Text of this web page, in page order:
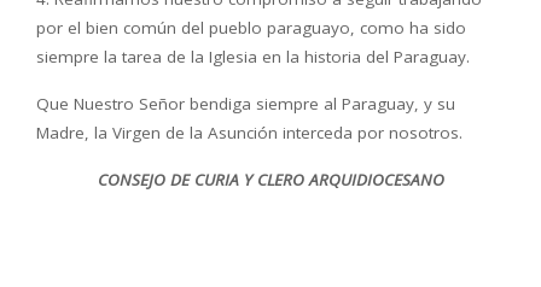
por el bien común del pueblo paraguayo, como ha sido
siempre la tarea de la Iglesia en la historia del Paraguay.
Que Nuestro Señor bendiga siempre al Paraguay, y su
Madre, la Virgen de la Asunción interceda por nosotros.
CONSEJO DE CURIA Y CLERO ARQUIDIOCESANO